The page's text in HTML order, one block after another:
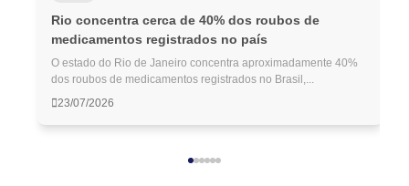
Rio concentra cerca de 40% dos roubos de
medicamentos registrados no país
O estado do Rio de Janeiro concentra aproximadamente 40%
dos roubos de medicamentos registrados no Brasil,...
23/07/2026